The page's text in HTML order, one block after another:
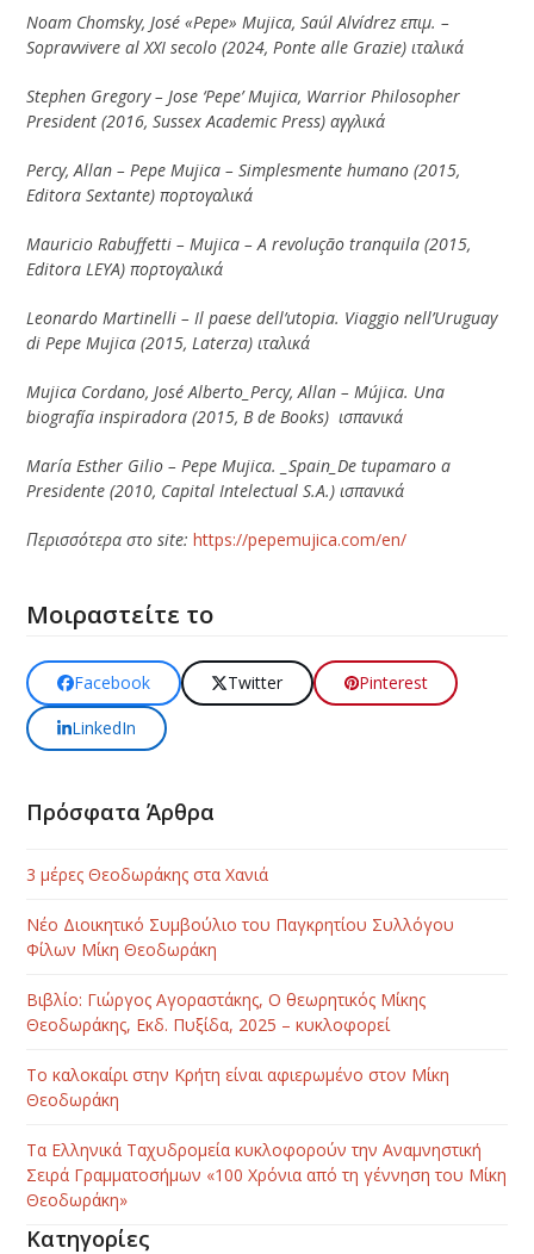
Noam Chomsky,José «Pepe»Mujica,Saúl Alvídrez επιμ. –
Sopravvivere al XXI secolo (2024,Ponte alle Grazie) ιταλικά
Stephen Gregory – Jose ‘Pepe’ Mujica, Warrior Philosopher
President (2016, Sussex Academic Press) αγγλικά
Percy, Allan – Pepe Mujica – Simplesmente humano (2015,
Editora Sextante)πορτογαλικά
Mauricio Rabuffetti – Mujica – A revolução tranquila (2015,
Editora LEYA) πορτογαλικά
Leonardo Martinelli – Il paese dell’utopia. Viaggio nell’Uruguay
di Pepe Mujica (2015, Laterza)ιταλικά
Mujica Cordano, José Alberto_Percy, Allan – Mújica. Una
biografía inspiradora (2015, B de Books)ισπανικά
María Esther Gilio – Pepe Mujica. _Spain_De tupamaro a
Presidente (2010, Capital Intelectual S.A.)ισπανικά
Περισσότερα στοsite:https://pepemujica.com/en/
Μοιραστείτε το
Facebook Twitter
Pinterest
LinkedIn
Πρόσφατα Άρθρα
3 μέρες Θεοδωράκης στα Χανιά
Νέο Διοικητικό Συμβούλιο του Παγκρητίου Συλλόγου
Φίλων Μίκη Θεοδωράκη
Βιβλίο: Γιώργος Αγοραστάκης, Ο θεωρητικός Μίκης
Θεοδωράκης, Εκδ. Πυξίδα, 2025 – κυκλοφορεί
Το καλοκαίρι στην Κρήτη είναι αφιερωμένο στον Μίκη
Θεοδωράκη
Τα Ελληνικά Ταχυδρομεία κυκλοφορούν την Αναμνηστική
Σειρά Γραμματοσήμων «100 Χρόνια από τη γέννηση του Μίκη
Θεοδωράκη»
Κατηγορίες